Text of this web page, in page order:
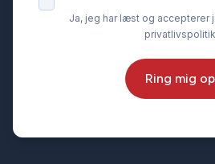
Ja, jeg har læst og accepterer
privatlivspolitik
Ring mig op